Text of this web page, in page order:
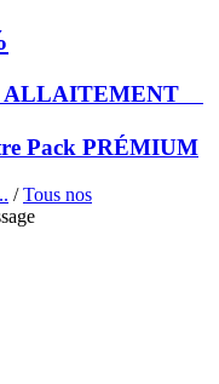
ALLAITEMENT
Pack PRÉMIUM
/Tous nos